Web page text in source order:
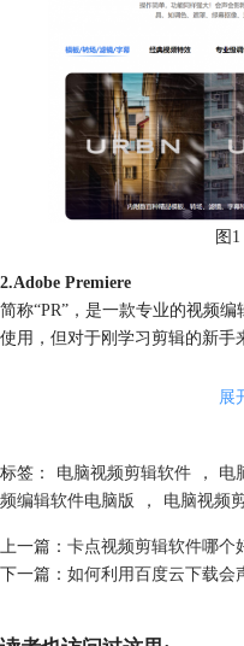
图
2.Adobe Premiere
简称“PR”，是一款专业的视频
使用，但对于刚学习剪辑的新手
展
标签： 电脑视频剪辑软件 ， 电
频编辑软件电脑版
， 电脑视频
上一篇： 卡点视频剪辑软件哪个
下一篇： 如何利用百度云下载会